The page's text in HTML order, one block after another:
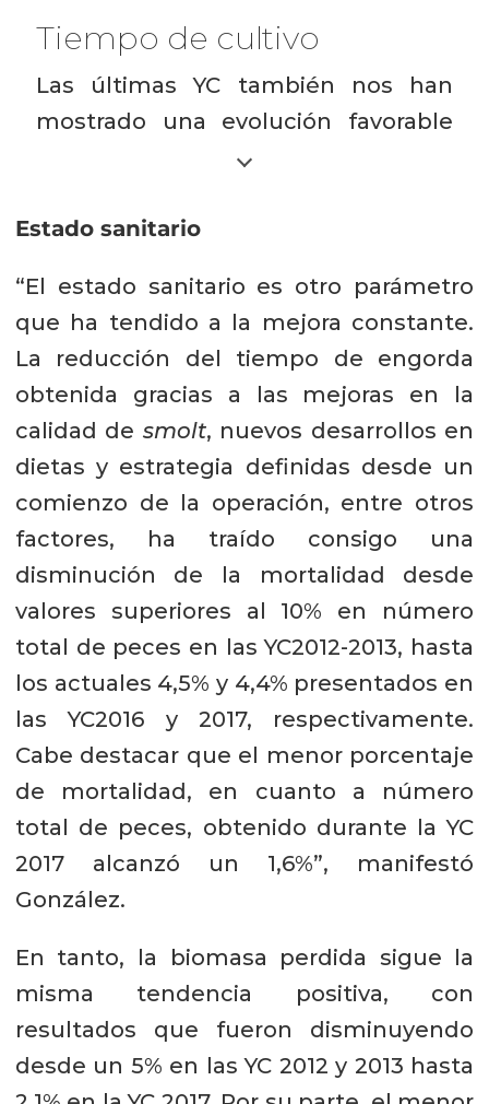
Tiempo de cultivo
Las últimas YC también nos han
mostrado una evolución favorable
respecto al lapso o tiempo de
alimentados con nuestras
“Pese a que esta especie está sujeta
a una temporalidad específica
debido principalmente a los
requerimientos de sus mercados de
destino, durante las tres últimas
temporadas nuestros clientes han
reducido consistentemente el lapso
de engorda, desde 10,7 meses en
2012 hasta llegar a 8,8 meses en
2017, lo que representó una mejora
de 18%”, puntualizó el profesional.
González agregó que, al mismo
tiempo, las tres últimas temporadas
también registraron mejores
factores de conversión y mayor peso
de cosecha.
Descargue elcuadro resumen de
Estado sanitario
“El estado sanitario es otro parámetro
que ha tendido a la mejora constante.
La reducción del tiempo de engorda
obtenida gracias a las mejoras en la
calidad de smolt, nuevos desarrollos en
dietas y estrategia definidas desde un
comienzo de la operación, entre otros
factores, ha traído consigo una
disminución de la mortalidad desde
valores superiores al 10% en número
total de peces en las YC2012-2013, hasta
los actuales 4,5% y 4,4% presentados en
las YC2016 y 2017, respectivamente.
Cabe destacar que el menor porcentaje
de mortalidad, en cuanto a número
total de peces, obtenido durante la YC
2017 alcanzó un 1,6%”, manifestó
González.
En tanto, la biomasa perdida sigue la
misma tendencia positiva, con
resultados que fueron disminuyendo
desde un 5% en las YC 2012 y 2013 hasta